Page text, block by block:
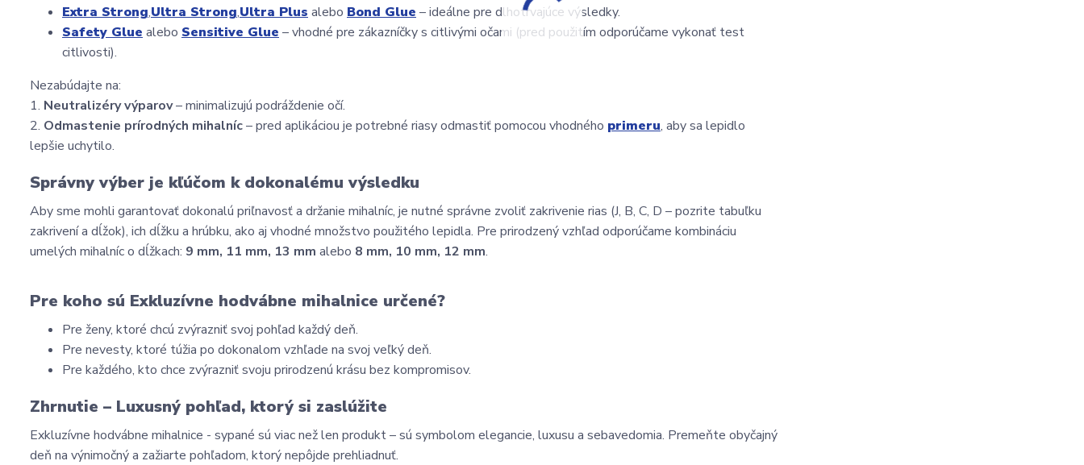
Extra Strong,Ultra Strong,Ultra Plus alebo Bond Glue – ideálne pre dlhotrvajúce výsledky.
Safety Glue alebo Sensitive Glue – vhodné pre zákazníčky s citlivými očami (pred použitím odporúčame vykonať test
citlivosti).
Nezabúdajte na:
1. Neutralizéry výparov – minimalizujú podráždenie očí.
2. Odmastenie prírodných mihalníc – pred aplikáciou je potrebné riasy odmastiť pomocou vhodného primeru, aby sa lepidlo
lepšie uchytilo.
Správny výber je kľúčom k dokonalému výsledku
Aby sme mohli garantovať dokonalú priľnavosť a držanie mihalníc, je nutné správne zvoliť zakrivenie rias (J, B, C, D – pozrite tabuľku
zakrivení a dĺžok), ich dĺžku a hrúbku, ako aj vhodné množstvo použitého lepidla. Pre prirodzený vzhľad odporúčame kombináciu
umelých mihalníc o dĺžkach: 9 mm, 11 mm, 13 mm alebo 8 mm, 10 mm, 12 mm.
Pre koho sú Exkluzívne hodvábne mihalnice určené?
Pre ženy, ktoré chcú zvýrazniť svoj pohľad každý deň.
Pre nevesty, ktoré túžia po dokonalom vzhľade na svoj veľký deň.
Pre každého, kto chce zvýrazniť svoju prirodzenú krásu bez kompromisov.
Zhrnutie – Luxusný pohľad, ktorý si zaslúžite
Exkluzívne hodvábne mihalnice - sypané sú viac než len produkt – sú symbolom elegancie, luxusu a sebavedomia. Premeňte obyčajný
deň na výnimočný a zažiarte pohľadom, ktorý nepôjde prehliadnuť.